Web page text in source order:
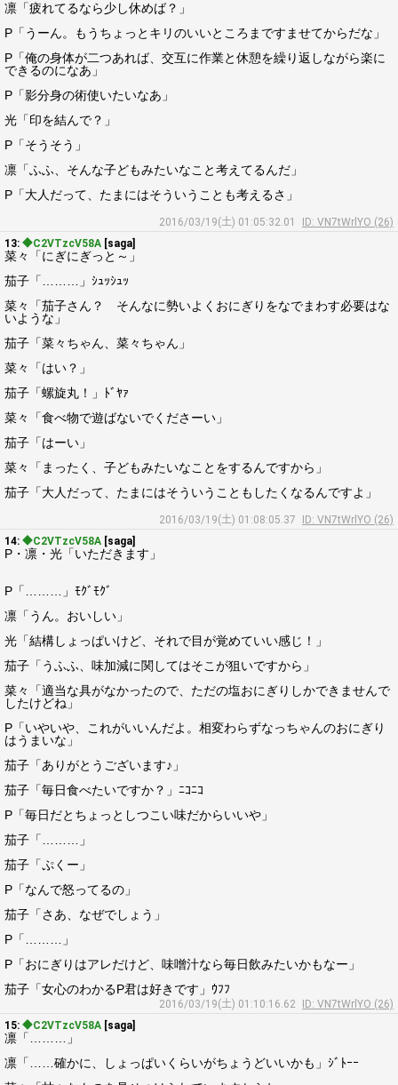
凛「疲れてるなら少し休めば？」
P「うーん。もうちょっとキリのいいところまですませてからだな」
P「俺の身体が二つあれば、交互に作業と休憩を繰り返しながら楽に
できるのになあ」
P「影分身の術使いたいなあ」
光「印を結んで？」
P「そうそう」
凛「ふふ、そんな子どもみたいなこと考えてるんだ」
P「大人だって、たまにはそういうことも考えるさ」
2016/03/19(土) 01:05:32.01
ID: VN7tWrlYO (26)
13: ◆C2VTzcV58A [saga]
菜々「にぎにぎっと～」
茄子「………」ｼｭｯｼｭｯ
菜々「茄子さん？ そんなに勢いよくおにぎりをなでまわす必要はな
いような」
茄子「菜々ちゃん、菜々ちゃん」
菜々「はい？」
茄子「螺旋丸！」ﾄﾞﾔｧ
菜々「食べ物で遊ばないでくださーい」
茄子「はーい」
菜々「まったく、子どもみたいなことをするんですから」
茄子「大人だって、たまにはそういうこともしたくなるんですよ」
2016/03/19(土) 01:08:05.37
ID: VN7tWrlYO (26)
14: ◆C2VTzcV58A [saga]
P・凛・光「いただきます」
P「………」ﾓｸﾞﾓｸﾞ
凛「うん。おいしい」
光「結構しょっぱいけど、それで目が覚めていい感じ！」
茄子「うふふ、味加減に関してはそこが狙いですから」
菜々「適当な具がなかったので、ただの塩おにぎりしかできませんで
したけどね」
P「いやいや、これがいいんだよ。相変わらずなっちゃんのおにぎり
はうまいな」
茄子「ありがとうございます♪」
茄子「毎日食べたいですか？」ﾆｺﾆｺ
P「毎日だとちょっとしつこい味だからいいや」
茄子「………」
茄子「ぷくー」
P「なんで怒ってるの」
茄子「さあ、なぜでしょう」
P「………」
P「おにぎりはアレだけど、味噌汁なら毎日飲みたいかもなー」
茄子「女心のわかるP君は好きです」ｳﾌﾌ
2016/03/19(土) 01:10:16.62
ID: VN7tWrlYO (26)
15: ◆C2VTzcV58A [saga]
凛「………」
凛「……確かに、しょっぱいくらいがちょうどいいかも」ｼﾞﾄｰｰ